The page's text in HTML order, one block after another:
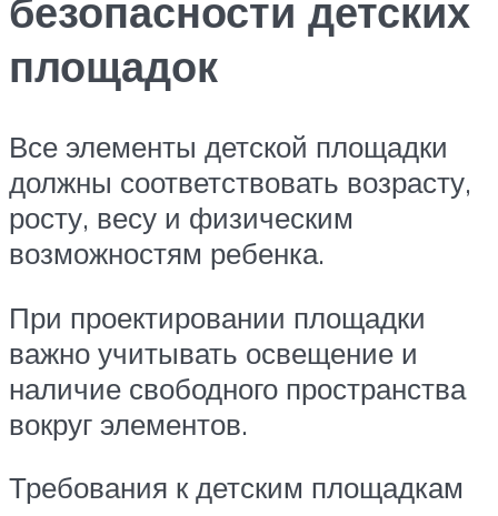
безопасности детских
площадок
Все элементы детской площадки
должны соответствовать возрасту,
росту, весу и физическим
возможностям ребенка.
При проектировании площадки
важно учитывать освещение и
наличие свободного пространства
вокруг элементов.
Требования к детским площадкам